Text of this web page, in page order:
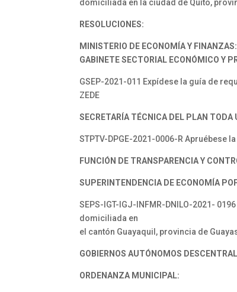
domiciliada en la ciudad de Quito,
RESOLUCIONES:
MINISTERIO DE ECONOMÍA Y FINANZAS:
GABINETE SECTORIAL ECONÓMICO Y
GSEP-2021-011 Expídese la guía de
ZEDE
SECRETARÍA TÉCNICA DEL PLAN TODA
STPTV-DPGE-2021-0006-R
FUNCIÓN DE TRANSPARENCIA Y
SUPERINTENDENCIA DE ECONOMÍA
SEPS-IGT-IGJ-INFMR-DNILO-2021-
domiciliada en
el cantón Guayaquil, provincia de
GOBIERNOS AUTÓNOMOS
ORDENANZA MUNICIPAL: